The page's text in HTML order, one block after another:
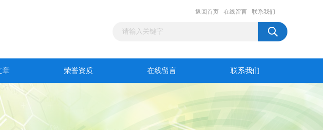
返回首页 在线留言 联系我们
章 荣誉资质 在线留言 联系我们